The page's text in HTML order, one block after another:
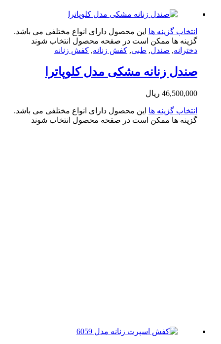
گزینه ها این محصول دارای انواع مختلفی می باشد.
ها ممکن است در صفحه محصول انتخاب شوند
صندل ,طبی,کفش زنانه,کفش زنانه
زنانه مشکی مدل کلوپاترا
ریال
گزینه ها این محصول دارای انواع مختلفی می باشد.
ها ممکن است در صفحه محصول انتخاب شوند